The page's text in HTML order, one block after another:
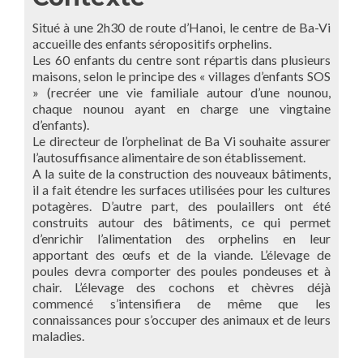
Situé à une 2h30 de route d’Hanoi, le centre de Ba-Vi
accueille des enfants séropositifs orphelins.
Les 60 enfants du centre sont répartis dans plusieurs
maisons, selon le principe des « villages d’enfants SOS
» (recréer une vie familiale autour d’une nounou,
chaque nounou ayant en charge une vingtaine
d’enfants).
Le directeur de l’orphelinat de Ba Vi souhaite assurer
l’autosuffisance alimentaire de son établissement.
A la suite de la construction des nouveaux bâtiments,
il a fait étendre les surfaces utilisées pour les cultures
potagères. D’autre part, des poulaillers ont été
construits autour des bâtiments, ce qui permet
d’enrichir l’alimentation des orphelins en leur
apportant des œufs et de la viande. L’élevage de
poules devra comporter des poules pondeuses et à
chair. L’élevage des cochons et chèvres déjà
commencé s’intensifiera de même que les
connaissances pour s’occuper des animaux et de leurs
maladies.